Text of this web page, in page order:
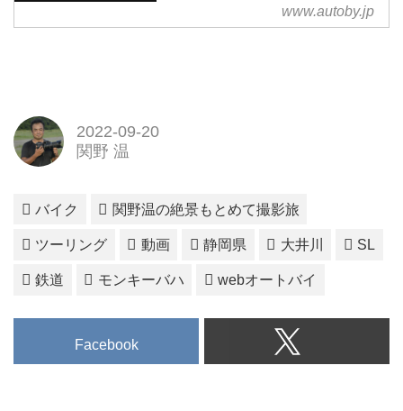
www.autoby.jp
2022-09-20
関野 温
バイク 関野温の絶景もとめて撮影旅
ツーリング 動画 静岡県 大井川 SL
鉄道 モンキーバハ webオートバイ
Facebook